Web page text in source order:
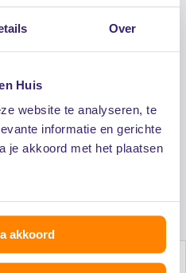
Over
Huis
website te analyseren, te
informatie en gerichte
je akkoord met het plaatsen
akkoord
zoals
door collectieve inkoop
voor een aantrekkelijk